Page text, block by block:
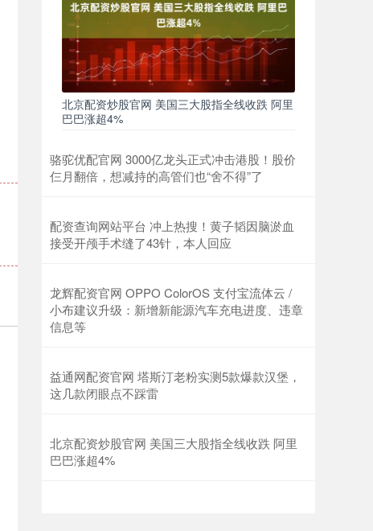
北京配资炒股官网 美国三大股指全线收跌 阿里
巴巴涨超4%
骆驼优配官网 3000亿龙头正式冲击港股！股价
仨月翻倍，想减持的高管们也“舍不得”了
配资查询网站平台 冲上热搜！黄子韬因脑淤血
接受开颅手术缝了43针，本人回应
龙辉配资官网 OPPO ColorOS 支付宝流体云 /
小布建议升级：新增新能源汽车充电进度、违章
信息等
益通网配资官网 塔斯汀老粉实测5款爆款汉堡，
这几款闭眼点不踩雷
北京配资炒股官网 美国三大股指全线收跌 阿里
巴巴涨超4%